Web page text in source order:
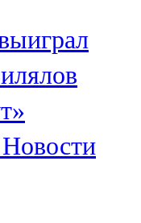
Новости